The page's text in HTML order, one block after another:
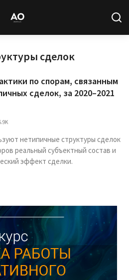
Регистрациясделок
по спорам, связанным
сделок, за 2020–2021
нетипичные структуры сделок
реальный субъектный состав и
эффект сделки.